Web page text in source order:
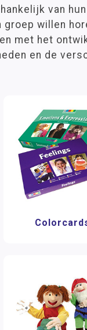
van
willen
met het
en de